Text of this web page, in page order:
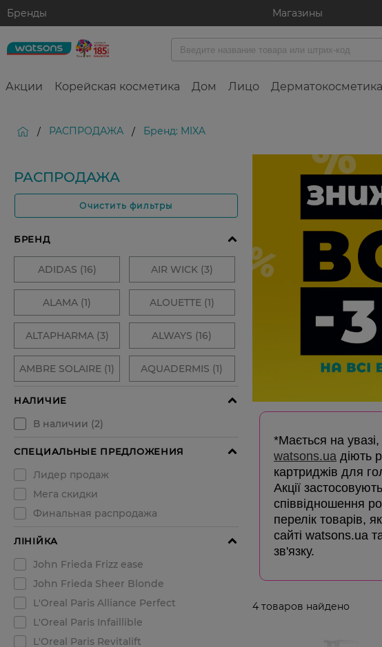
Бренды Магазины
Акции Корейская косметика Дом Лицо Дерматокосметика
/ РАСПРОДАЖА / Бренд: MIXA
РАСПРОДАЖА
Очистить фильтры
*Мається на
watsons.ua діють
картриджів для
Акції
співвідношення
перелік товарів,
сайті watsons.ua
зв'язку.
4 товаров найдено